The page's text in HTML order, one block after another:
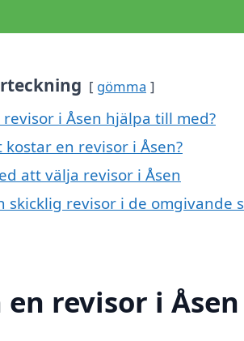
gömma
revisor i Åsen hjälpa till med?
kostar en revisor i Åsen?
att välja revisor i Åsen
skicklig revisor i de omgivande
en revisor i